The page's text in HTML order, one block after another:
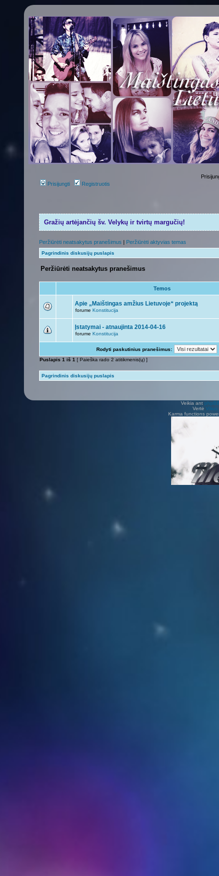
Prisijungti Registruotis
Gražių artėjančių šv. Velykų ir tvirtų margučių!
Peržiūrėti neatsakytus pranešimus | Peržiūrėti aktyvias temas
Pagrindinis diskusijų puslapis
Peržiūrėti neatsakytus pranešimus
Temos
Apie „Maištingas amžius Lietuvoje“ projektą
forume Konstitucija
Įstatymai - atnaujinta 2014-04-16
forume Konstitucija
Rodyti paskutinius pranešimus:
Puslapis 1 iš 1 [ Paieška rado 2 atitikmenis(ų) ]
Pagrindinis diskusijų puslapis
Veikia ant
Vertė Vilius
Karma functions